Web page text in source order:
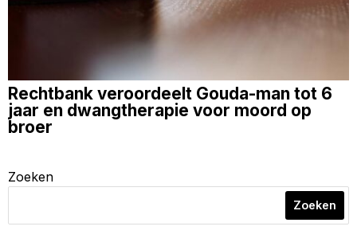
Rechtbank veroordeelt Gouda-man tot 6
jaar en dwangtherapie voor moord op
broer
Zoeken
Zoeken